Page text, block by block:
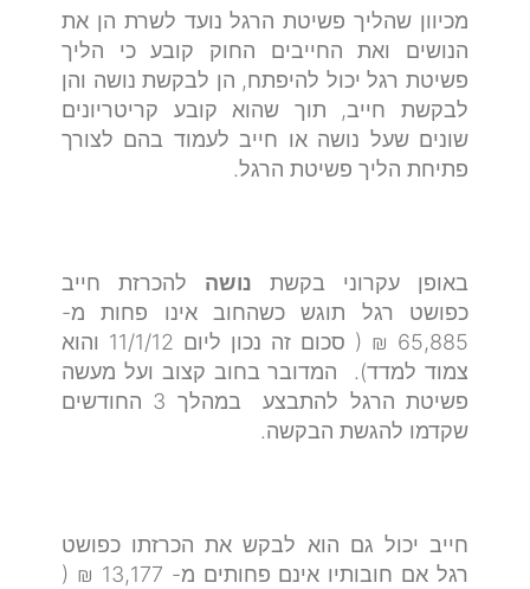
מכיוון שהליך פשיטת הרגל נועד לשרת הן את
הנושים ואת החייבים החוק קובע כי הליך
פשיטת רגל יכול להיפתח, הן לבקשת נושה והן
לבקשת חייב, תוך שהוא קובע קריטריונים
שונים שעל נושה או חייב לעמוד בהם לצורך
פתיחת הליך פשיטת הרגל.
באופן עקרוני בקשת נושה להכרזת חייב
כפושט רגל תוגש כשהחוב אינו פחות מ-
65,885 ₪ ( סכום זה נכון ליום 11/1/12 והוא
צמוד למדד). המדובר בחוב קצוב ועל מעשה
פשיטת הרגל להתבצע במהלך 3 החודשים
שקדמו להגשת הבקשה.
חייב יכול גם הוא לבקש את הכרזתו כפושט
רגל אם חובותיו אינם פחותים מ- 13,177 ₪ (